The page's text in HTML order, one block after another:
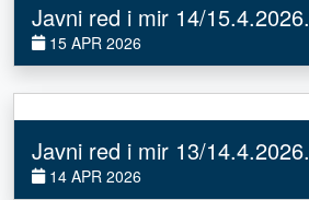
Javni red i mir 14/15.4.2026.
15 APR 2026
Javni red i mir 13/14.4.2026.
14 APR 2026